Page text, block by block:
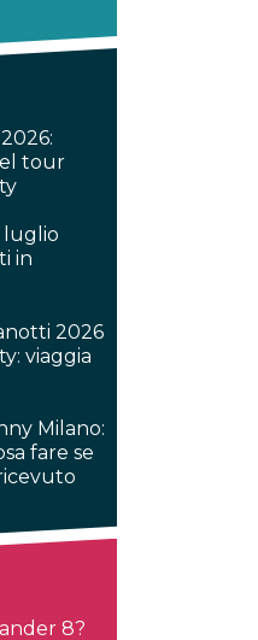
tour
luglio
in
2026
viaggia
Milano:
fare se
8?